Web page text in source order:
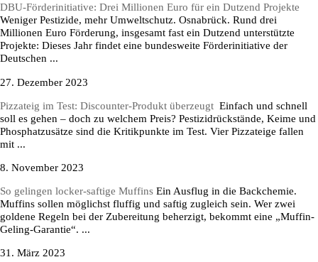
DBU-Förderinitiative: Drei Millionen Euro für ein Dutzend Projekte
Weniger Pestizide, mehr Umweltschutz. Osnabrück. Rund drei
Millionen Euro Förderung, insgesamt fast ein Dutzend unterstützte
Projekte: Dieses Jahr findet eine bundesweite Förderinitiative der
Deutschen ...
27. Dezember 2023
Pizzateig im Test: Discounter-Produkt überzeugt Einfach und schnell
soll es gehen – doch zu welchem Preis? Pestizidrückstände, Keime und
Phosphatzusätze sind die Kritikpunkte im Test. Vier Pizzateige fallen
mit ...
8. November 2023
So gelingen locker-saftige Muffins Ein Ausflug in die Backchemie.
Muffins sollen möglichst fluffig und saftig zugleich sein. Wer zwei
goldene Regeln bei der Zubereitung beherzigt, bekommt eine „Muffin-
Geling-Garantie“. ...
31. März 2023